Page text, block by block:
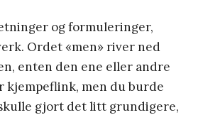
og formuleringer,
Ordet «men» river ned
enten den ene eller andre
kjempeflink, men du burde
gjort det litt grundigere,